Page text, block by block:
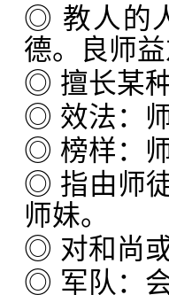
◎ 教人的
德。良师
◎ 擅长某
◎ 效法：师
◎ 榜样：师
◎ 指由师
师妹。
◎ 对和尚
◎ 军队：会